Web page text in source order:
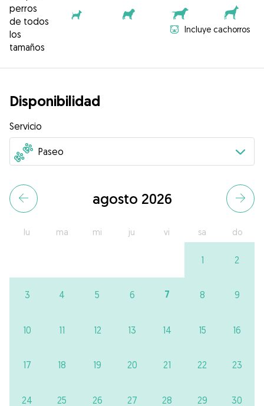
perros
de todos
los
tamaños
Incluye cachorros
Disponibilidad
Servicio
agosto 2026
lu ma mi ju vi sa do
1 2
3 4 5 6 7 8 9
10 11 12 13 14 15 16
17 18 19 20 21 22 23
24 25 26 27 28 29 30